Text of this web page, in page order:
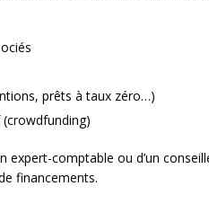
prêts à taux zéro…)
expert-comptable ou d’un
financements.